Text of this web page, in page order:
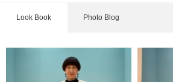
Look Book Photo Blog